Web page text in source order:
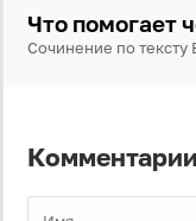
Что помогает
Сочинение по тексту
Комментарии